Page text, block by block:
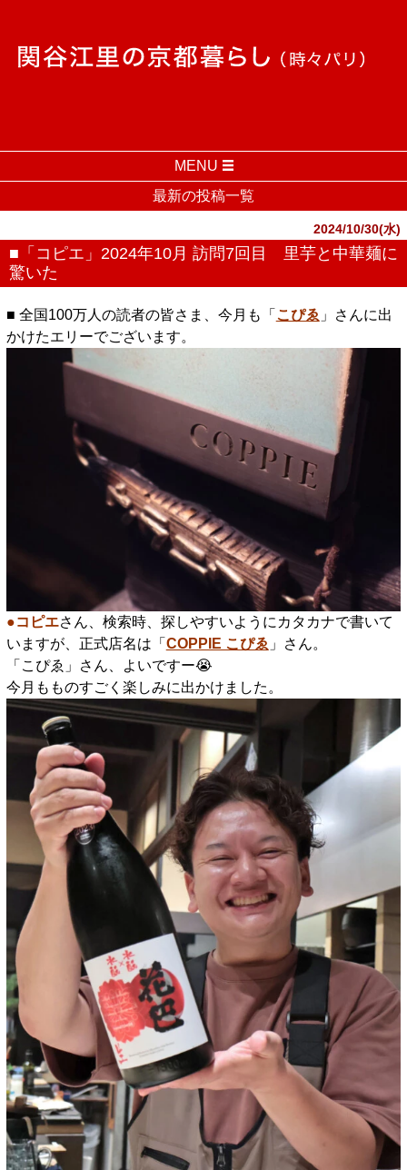
MENU
最新の投稿一覧
2024/10/30(水)
■「コピエ」2024年10月 訪問7回目 里芋と中華麺に
驚いた
■ 全国100万人の読者の皆さま、今月も「 こぴゑ 」さんに出
かけたエリーでございます。
●コピエさん、検索時、探しやすいようにカタカナで書いて
いますが、正式店名は「 COPPIE こぴゑ 」さん。
「こぴゑ」さん、よいですー😭
今月もものすごく楽しみに出かけました。